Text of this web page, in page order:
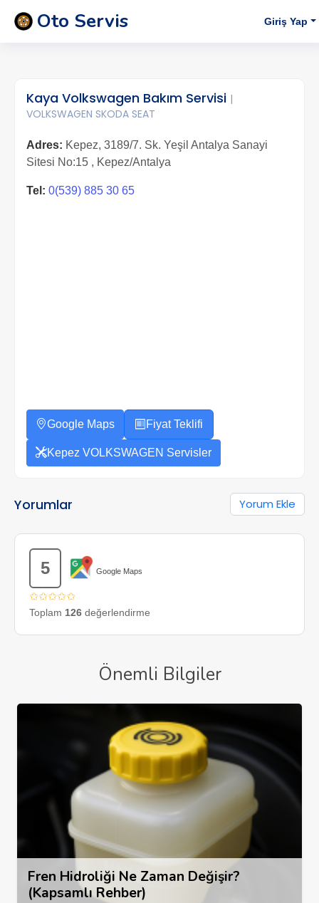
Oto Servis Giriş Yap
Kaya Volkswagen Bakım Servisi |
VOLKSWAGEN SKODA SEAT
Adres: Kepez, 3189/7. Sk. Yeşil Antalya Sanayi
Sitesi No:15 , Kepez/Antalya
Tel: 0(539) 885 30 65
Google Maps Fiyat Teklifi
Kepez VOLKSWAGEN Servisler
Yorumlar Yorum Ekle
5 Google Maps
✩✩✩✩✩
Toplam 126 değerlendirme
Önemli Bilgiler
Fren Hidroliği Ne Zaman Değişir?
(Kapsamlı Rehber)